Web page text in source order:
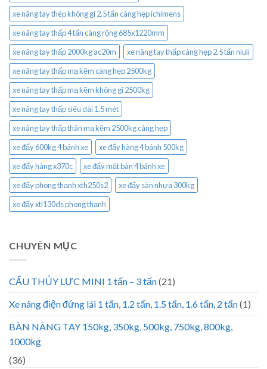
xe nâng tay thép không gỉ 2.5 tấn càng hẹp ichimens
xe nâng tay thấp 4 tấn càng rộng 685x1220mm
xe nâng tay thấp 2000kg ac20m
xe nâng tay thấp càng hẹp 2.5 tấn niuli
xe nâng tay thấp mạ kẽm càng hẹp 2500kg
xe nâng tay thấp mạ kẽm không gỉ 2500kg
xe nâng tay thấp siêu dài 1.5 mét
xe nâng tay thấp thân mạ kẽm 2500kg càng hẹp
xe đẩy 600kg 4 bánh xe
xe đẩy hàng 4 bánh 500kg
xe đẩy hàng x370c
xe đẩy mặt bàn 4 bánh xe
xe đẩy phong thạnh xth250s2
xe đẩy sàn nhựa 300kg
xe đẩy xtl130ds phong thạnh
CHUYÊN MỤC
CẨU THỦY LỰC MINI 1 tấn – 3 tấn(21)
Xe nâng điện đứng lái 1 tấn, 1.2 tấn, 1.5 tấn, 1.6 tấn, 2 tấn(1)
BÀN NÂNG TAY 150kg, 350kg, 500kg, 750kg, 800kg,
1000kg
(36)